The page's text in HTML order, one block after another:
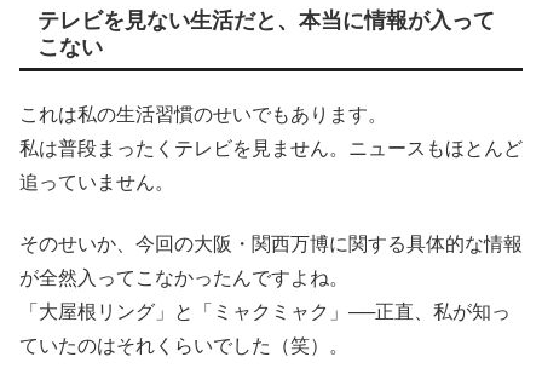
テレビを見ない生活だと、本当に情報が入って
こない
これは私の生活習慣のせいでもあります。
私は普段まったくテレビを見ません。ニュースもほとんど
追っていません。
そのせいか、今回の大阪・関西万博に関する具体的な情報
が全然入ってこなかったんですよね。
「大屋根リング」と「ミャクミャク」──正直、私が知っ
ていたのはそれくらいでした（笑）。